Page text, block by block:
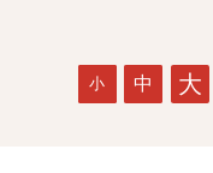
小 中 大